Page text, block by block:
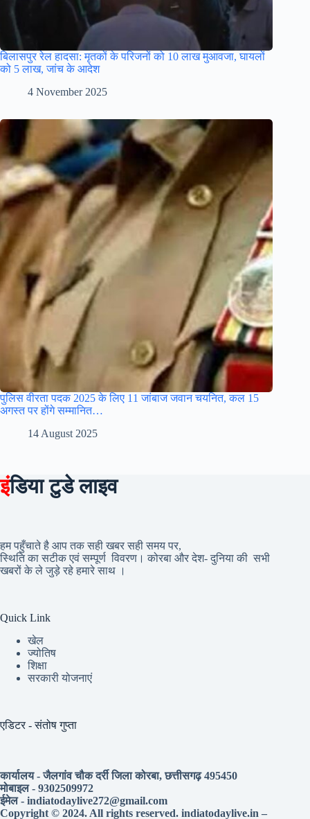
बिलासपुर रेल हादसा: मृतकों के परिजनों को 10 लाख मुआवजा, घायलों
को 5 लाख, जांच के आदेश
4 November 2025
पुलिस वीरता पदक 2025 के लिए 11 जांबाज जवान चयनित, कल 15
अगस्त पर होंगे सम्मानित…
14 August 2025
इंडिया टुडे लाइव
हम पहुँचाते है आप तक सही खबर सही समय पर,
स्थिति का सटीक एवं सम्पूर्ण विवरण। कोरबा और देश- दुनिया की सभी
खबरों के ले जुड़े रहे हमारे साथ ।
Quick Link
खेल
ज्योतिष
शिक्षा
सरकारी योजनाएं
एडिटर - संतोष गुप्ता
कार्यालय - जैलगांव चौक दर्री जिला कोरबा, छत्तीसगढ़ 495450
मोबाइल - 9302509972
ईमेल - indiatodaylive272@gmail.com
Copyright © 2024. All rights reserved. indiatodaylive.in –